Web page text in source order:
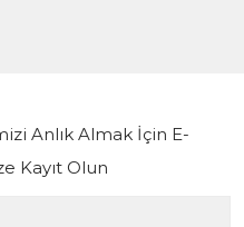
Anlık Almak İçin E-
Kayıt Olun